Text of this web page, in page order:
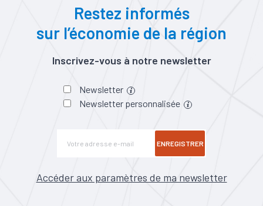
Restez informés
sur l’économie de la région
Inscrivez-vous à notre newsletter
Newsletter
Newsletter personnalisée
ENREGISTRER
Accéder aux paramètres de ma newsletter